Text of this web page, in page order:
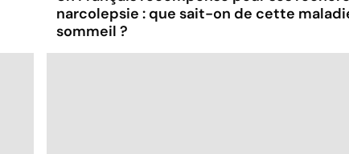
narcolepsie : que sait-on de cette
sommeil ?